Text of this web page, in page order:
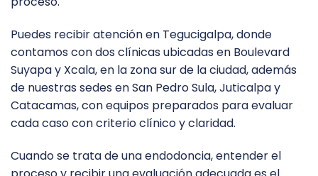
Puedes recibir atención en Tegucigalpa, donde
contamos con dos clínicas ubicadas en Boulevard
Suyapa y Xcala, en la zona sur de la ciudad, además
de nuestras sedes en San Pedro Sula, Juticalpa y
Catacamas, con equipos preparados para evaluar
cada caso con criterio clínico y claridad.
Cuando se trata de una endodoncia, entender el